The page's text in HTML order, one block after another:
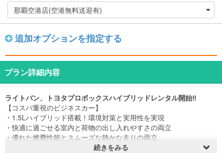
追加オプションを指定する
プラン詳細内容
ライトバン、トヨタプロボックスハイブリッドレンタル開始‼
【コスパ重視のビジネスカー】
・1.5Lハイブリッド搭載！環境対策と実用性を実現
・快適に過ごせる室内と荷物の出し入れやすさの両立
・優れた燃費性能とスムーズな静かな走りの両立
続きをみる